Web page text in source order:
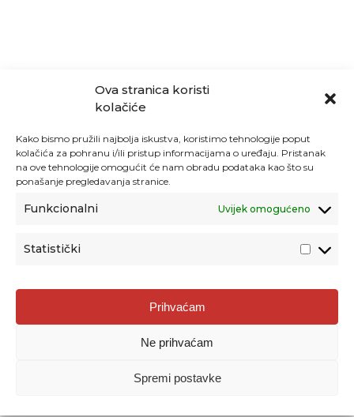
Ova stranica koristi
kolačiće
Kako bismo pružili najbolja iskustva, koristimo tehnologije poput
kolačića za pohranu i/ili pristup informacijama o uređaju. Pristanak
na ove tehnologije omogućit će nam obradu podataka kao što su
ponašanje pregledavanja stranice.
Funkcionalni Uvijek omogućeno
Statistički
Prihvaćam
Ne prihvaćam
Spremi postavke
Agencija za odgoj i obrazovanje
Donje Svetice 38, 10000 Zagreb
1778129
Prenošenje sadržaja dopušteno je uz navođenje izvora.